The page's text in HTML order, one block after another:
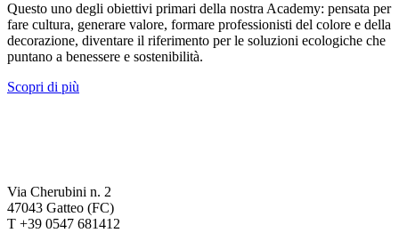
Questo uno degli obiettivi primari della nostra Academy: pensata per
fare cultura, generare valore, formare professionisti del colore e della
decorazione, diventare il riferimento per le soluzioni ecologiche che
puntano a benessere e sostenibilità.
Scopri di più
Via Cherubini n. 2
47043 Gatteo (FC)
T +39 0547 681412